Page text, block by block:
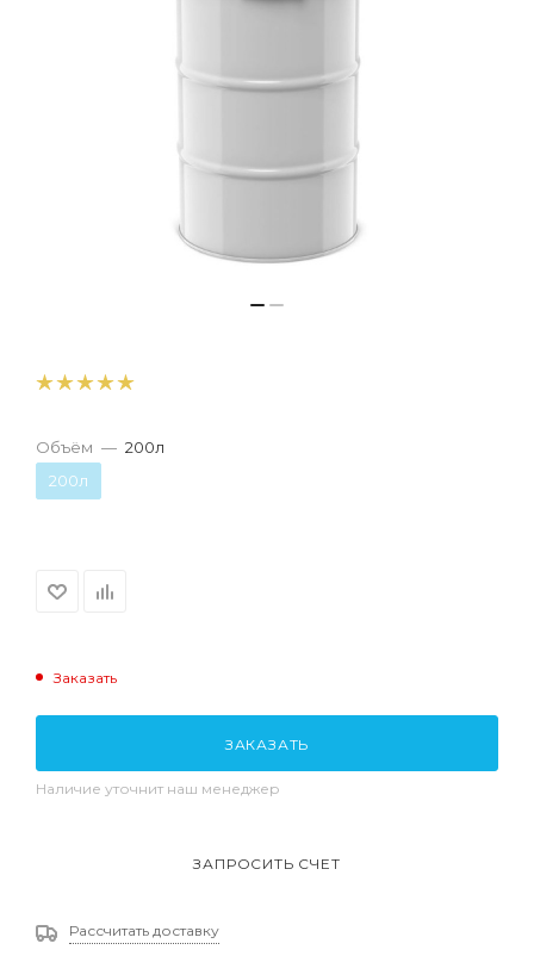
Объём — 200л
200л
Заказать
ЗАКАЗАТЬ
Наличие уточнит наш менеджер
ЗАПРОСИТЬ СЧЕТ
Рассчитать доставку